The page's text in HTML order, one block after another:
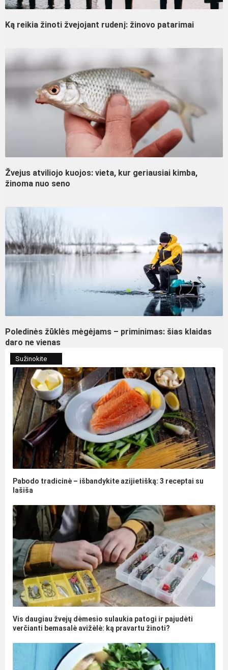
Ką reikia žinoti žvejojant rudenį: žinovo patarimai
Žvejus atviliojo kuojos: vieta, kur geriausiai kimba,
žinoma nuo seno
Poledinės žūklės mėgėjams – priminimas: šias klaidas
daro ne vienas
Sužinokite
Pabodo tradicinė – išbandykite azijietišką: 3 receptai su
lašiša
Vis daugiau žvejų dėmesio sulaukia patogi ir pajudėti
verčianti bemasalė avižėlė: ką pravartu žinoti?